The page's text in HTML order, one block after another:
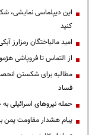
این دیپلماسی نمایشی،
کنید
امید مالباختگان رمزارز
از التماس تا فروپاشی
مطالبه برای شکستن
فساد
حمله نیروهای اسرائیلی
پیام هشدار مقاومت یمن